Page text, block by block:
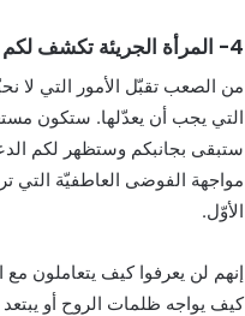
4- المرأة الجريئة تكشف لكم من أنتم
من الصعب تقبّل الأمور التي لا
التي يجب أن يعدّلها. ستكون
ستبقى بجانبكم وستظهر لكم
مواجهة الفوضى العاطفيّة التي
الأوّل.
إنهم لن يعرفوا كيف يتعاملون مع
كيف يواجه ظلمات الروح أو